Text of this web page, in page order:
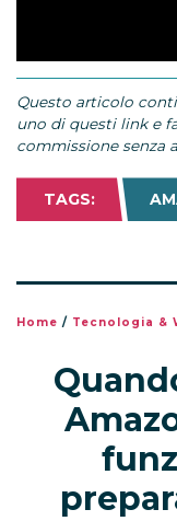
Questo articolo
uno di questi link e
commissione senza
TAGS:
Home / Tecnologia &